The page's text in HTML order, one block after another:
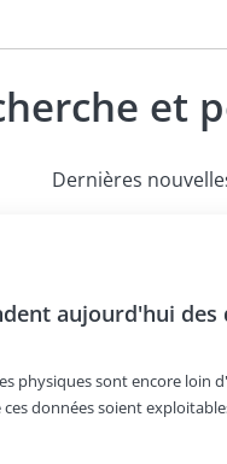
et
Dernières
aujourd'hui
physiques sont encore loin
données soient